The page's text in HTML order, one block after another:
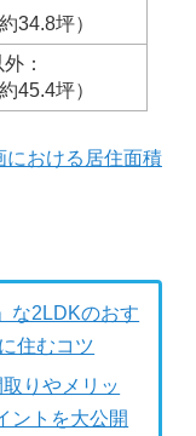
34.8坪）
：
45.4坪）
における居住面積
な2LDKのおす
住むコツ
りやメリッ
ントを大公開